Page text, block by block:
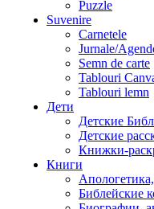
Puzzle
Suvenire
Carnetele
Jurnale/
Semn de carte
Tablouri
Tablouri lemn
Дети
Детские
Детские
Книжки-
Книги
Библейские